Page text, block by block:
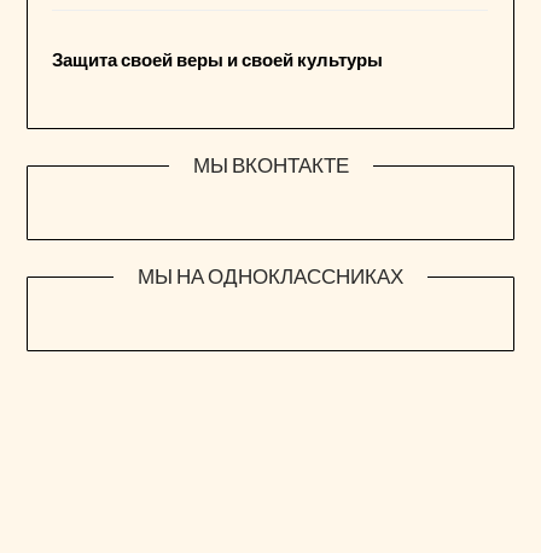
Защита своей веры и своей культуры
МЫ ВКОНТАКТЕ
МЫ НА ОДНОКЛАССНИКАХ